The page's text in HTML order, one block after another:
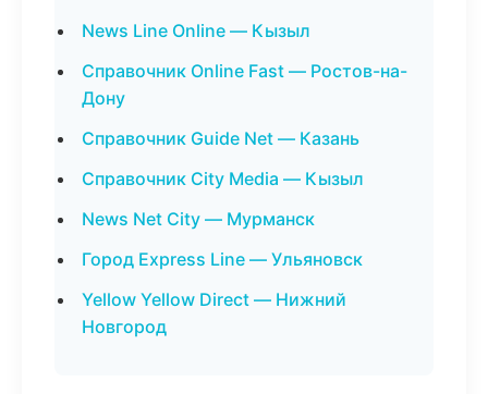
News Line Online — Кызыл
Справочник Online Fast — Ростов-на-
Дону
Справочник Guide Net — Казань
Справочник City Media — Кызыл
News Net City — Мурманск
Город Express Line — Ульяновск
Yellow Yellow Direct — Нижний
Новгород